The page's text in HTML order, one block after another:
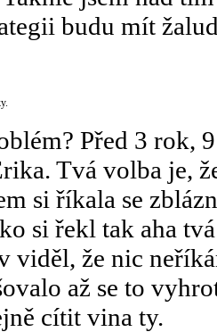
budu mít
Před 3 rok,
Tvá volba je,
si říkala se
si řekl tak aha
viděl, že nic
až se to
cítit vina ty.